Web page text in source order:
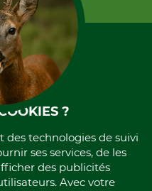
Formulaire de rétraction
Politique de confidentialité
Élimination et
Rétractation de votre
Carte de crédit
Paiement á l'avance
GRUBE KG
Histoire
International
Portrait
Qui sommes-nous
Tous les prix sont
frais d'expédition et les frais
échéant, sauf
?
des technologies de suivi
ses services, de les
des publicités
Avec votre